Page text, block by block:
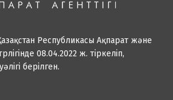
Республикасы Ақпарат және
08.04.2022 ж. тіркеліп,
берілген.